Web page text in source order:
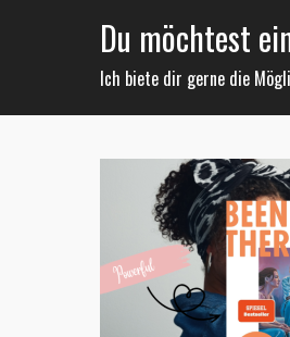
Du möchtest
Ich biete dir gerne die